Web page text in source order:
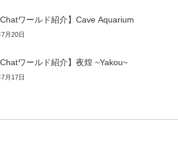
ワールド紹介】Cave Aquarium
月20日
ワールド紹介】夜煌 ~Yakou~
月17日